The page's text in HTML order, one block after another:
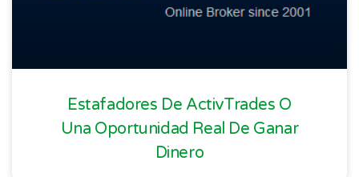
Estafadores De ActivTrades O
Una Oportunidad Real De Ganar
Dinero